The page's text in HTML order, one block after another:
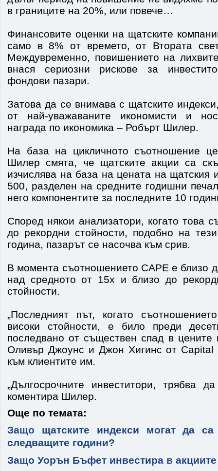
в границите на 20%, или повече…
Финансовите оценки на щатските
само в 8% от времето, от Втората
Междувременно, повишението на
внася сериозни рискове за
фондови пазари.
Затова да се внимава с щатските
от най-уважаваните икономисти и
награда по икономика – Робърт Шилер.
На база на цикличното съотношение
Шилер смята, че щатските акции са
изчислява на база на цената на щатския
500, разделен на средните годишни
него компонентите за последните 10
Според някои анализатори, когато това
до рекордни стойности, подобно на
година, пазарът се насочва към срив.
В момента съотношението CAPE е близо
над средното от 15х и близо до
стойности.
„Последният път, когато
високи стойности, е било преди
последвано от съществен спад в цените
Оливър Джоунс и Джон Хигинс от Capital
към клиентите им.
„Дългосрочните инвеститори, трябва
коментира Шилер.
Още по темата:
Защо щатските индекси могат да
следващите години?
Защо Уорън Бъфет инвестира в